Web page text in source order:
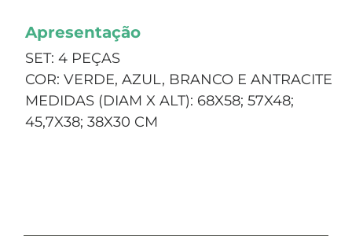
Apresentação
SET: 4 PEÇAS
COR: VERDE, AZUL, BRANCO E ANTRACITE
MEDIDAS (DIAM X ALT): 68X58; 57X48;
45,7X38; 38X30 CM